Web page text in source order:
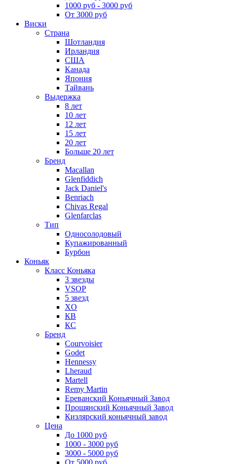
1000 руб - 3000 руб
От 3000 руб
Виски
Страна
Шотландия
Ирландия
США
Канада
Япония
Тайвань
Выдержка
8 лет
10 лет
12 лет
15 лет
20 лет
Больше 20 лет
Бренд
Macallan
Glenfiddich
Jack Daniel's
Benriach
Chivas Regal
Glenfarclas
Тип
Односолодовый
Купажированный
Бурбон
Коньяк
Класс Коньяка
3 звезды
VSOP
5 звезд
XO
КВ
КС
Бренд
Courvoisier
Godet
Hennessy
Lheraud
Martell
Remy Martin
Ереванский Коньячный Завод
Прошянский Коньячный Завод
Кизлярский коньячный завод
Цена
До 1000 руб
1000 - 3000 руб
3000 - 5000 руб
От 5000 руб